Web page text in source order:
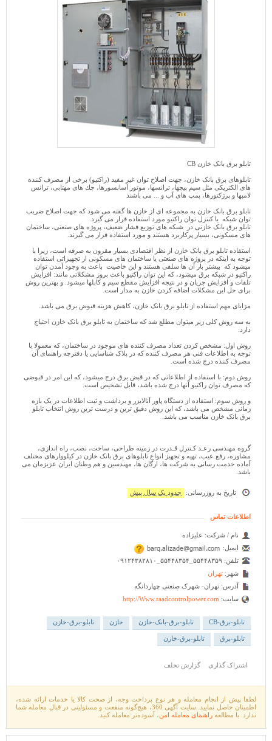
تابلو برق بانک خازن CB
تابلوهای برق بانک خازن، جهت اصلاح توان غیر مفید (راکتیو) برخی از مصرف کننده
های الکتریکی مثل سيم پيچها، ترانسها، موتور آسانسورها، چك های مهتابی، ترانس
لامپها و پرژكتورها، پمپ های آب و ... می باشند
تابلو برق بانک خازن به مجموعه ای از خازن ها گفته می شود که جهت اصلاح ضریب
توان شبکه یا کنترل توان راکتیو مورد استفاده قرار می گیرد.
تابلو برق بانک خازنی در شبکه های توزیع فشار ضعیف، پروژه های صنعتی، ساختمان
های مسکونی، بسیار پرکاربرد هستند و مورد استفاده قرار می گیرند.
استفاده تابلو برق بانک خازن از نظر اقتصادی بسیار مقرون به صرفه است، زیرا با
توجه به اینکه در پروژه های صنعتی یا ساختمان های مسکونی از تجهیزاتی استفاده
میشود که بیشتر بار آن ها سلفی هستند و این خاصیت باعث به وجود آمدن توان
راکتیو در شبکه برق میشود، که این توان راکتیو باعث بروز مشکلاتی مانند: افزایش
تلفات و افزایش جریان و در نتیجه افزایش مقطع سیم و کابلها میشود. و بهترین روش
برای حل این مشکلات اضافه کردن خازن به مدار است.
مزایای مهم استفاده از تابلو برق بانک خازن، کاهش هزينه قبوض برق می باشد.
به سه روش کلی زیر میتوان مطلع شد که ساختمان به تابلو برق بانک خازن احتیاج
دارد:
روش اول: مشخص کردن تعداد مصرف کننده های موجود در ساختمان، که معمولا با
توجه به اطلاعات فنی هر مصرف کننده که در پلاک شناسایی یا دفترچه راهنمای آن
مصرف کننده درج شده است.
روش دوم: با استفاده از اطلاعاتی که در قبض برق درج میشود، که این امر در قبوضی
که مصرف توان راکتیو آنها درج شده باشد، قابل تشخیص است.
و روش سوم: استفاده از دستگاه پاور آنالایزر و برداشت و ثبت اطلاعات در یک بازه
زمانی مشخص می باشد، که این روش دقیق ترین و درست ترین روش انتخاب تابلو
برق بانک خازن مناسب می باشد.
گروه مهندسی رعـد کـنترل قـدرت در زمینه طراحی، ساخت، نصب، راه اندازی،
مشاوره، رفع عیب، تهیه و تجهیز انواع تابلوهای برق بانک خازن در کیلووارهای مختلف
آماده خدمت رسانی به شرکت ها، ارگان ها، مهندسین و هم وطنان ایران عزیزمان می
باشد.
تاریخ به روزرسانی: حدود یک سال پیش
اطلاعات تماس
نام / شرکت: علیزاده
ایمیل:
تلفن: ۰۹۱۲۴۳۸۲۸۱۰_۵۵۴۴۸۳۵۴_۵۵۴۴۸۳۵۹
شهر: تهران
آدرس: تهران- شهرک صنعتی چهاردانگه
سایت: http://Www.raadcontrolpower.com
تابلو-برق-CB تابلو-برق-بانک-خازن خازن تابلو-برق-خازن
تابلو-برق تابلو-برق-خازن
اشتراک گذاری گزارش تخلف
لطفا پیش از انجام معامله و هر نوع پرداخت وجه، از صحت کالا یا خدمات ارائه شده،
اطمینان حاصل نمایید. سایت آگهی 360، هیچ‌گونه منفعت و مسئولیتی در قبال معامله شما
ندارد. با مطالعه راهنمای معامله امن، آسوده‌تر معامله کنید.